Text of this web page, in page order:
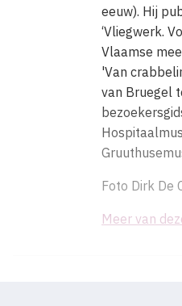
eeuw). Hij
‘Vliegwerk.
Vlaamse
'Van
van Bruegel
Foto Dirk De
Meer van